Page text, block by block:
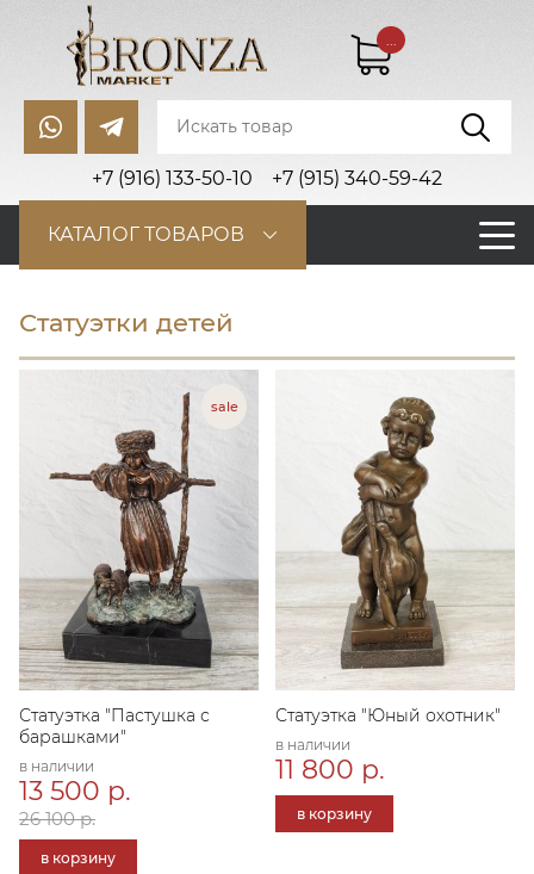
+7 (916) 133-50-10 +7 (915) 340-59-42
...
КАТАЛОГ ТОВАРОВ
Статуэтки детей
Статуэтка "Пастушка с
барашками"
в наличии
13 500 р.
26 100 р.
в корзину
Статуэтка "Юный охотник"
в наличии
11 800 р.
в корзину